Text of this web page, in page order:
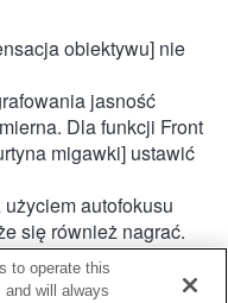
obiektywu] nie
jasność
Dla funkcji Front
migawki] ustawić
autofokusu
się również nagrać.
w przypadku 3
funkcji SteadyShot
to operate this
will always